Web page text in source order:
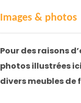
Images & photos
Pour des raisons
photos illustrées
divers meubles